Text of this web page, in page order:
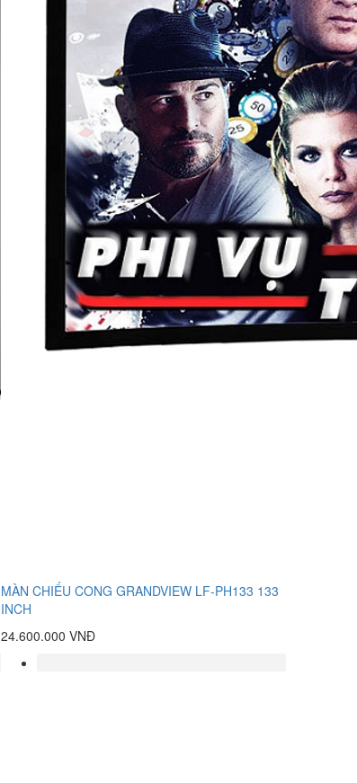
MÀN CHIẾU CONG GRANDVIEW LF-PH133 133
INCH
24.600.000 VNĐ